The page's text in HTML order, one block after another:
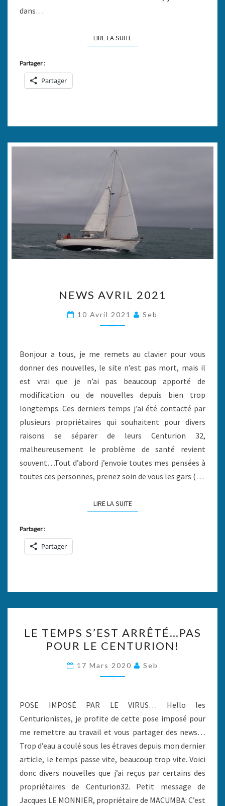
dans…
LIRE LA SUITELIRE LA SUITE
Partager :
Partager
AVRIL
2021
NEWS AVRIL 2021
10 Avril 2021 Seb
Bonjour a tous, je me remets au clavier pour vous
donner des nouvelles, le site n’est pas mort, mais il
est vrai que je n’ai pas beaucoup apporté de
modification ou de nouvelles depuis bien trop
longtemps. Ces derniers temps j’ai été contacté par
plusieurs propriétaires qui souhaitent pour divers
raisons se séparer de leurs Centurion 32,
malheureusement le problème de santé revient
souvent…Tout d’abord j’envoie toutes mes pensées à
toutes ces personnes, prenez soin de vous les gars (…
LIRE LA SUITELIRE LA SUITE
Partager :
Partager
TEMPS
S’EST
ARRÊTÉ…
PAS
LE
CENTURION!
LE TEMPS S’EST ARRÊTÉ…PAS
POUR LE CENTURION!
17 Mars 2020 Seb
POSE IMPOSÉ PAR LE VIRUS… Hello les
Centurionistes, je profite de cette pose imposé pour
me remettre au travail et vous partager des news…
Trop d’eau a coulé sous les étraves depuis mon dernier
article, le temps passe vite, beaucoup trop vite. Voici
donc divers nouvelles que j’ai reçus par certains des
propriétaires de Centurion32. Petit message de
Jacques LE MONNIER, propriétaire de MACUMBA: C’est